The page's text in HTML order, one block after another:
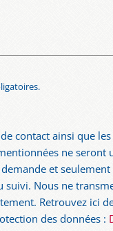
contact ainsi que les
ne seront
et seulement
suivi. Nous ne
Retrouvez ici
des données :